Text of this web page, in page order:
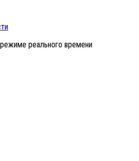
реального времени